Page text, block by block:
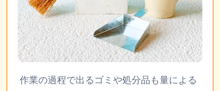
作業の過程で出るゴミや処分品も量による